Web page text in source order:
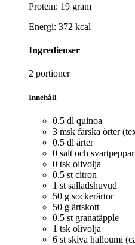
Protein: 19 gram
Energi: 372 kcal
Ingredienser
2 portioner
Innehåll
0.5 dl quinoa
3 msk färska örter
0.5 dl ärter
0 salt och svartpeppar
0 tsk olivolja
0.5 st citron
1 st salladshuvud
50 g sockerärtor
50 g ärtskott
0.5 st granatäpple
1 tsk olivolja
6 st skiva halloumi